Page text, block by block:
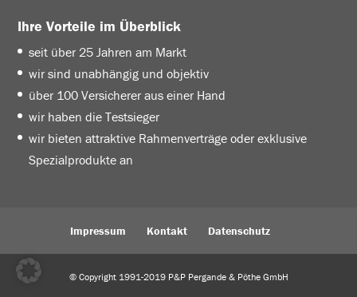
Ihre Vorteile im Überblick
seit über 25 Jahren am Markt
wir sind unabhängig und objektiv
über 100 Versicherer aus einer Hand
wir haben die Testsieger
wir bieten attraktive Rahmenverträge oder exklusive
Spezialprodukte an
Impressum Kontakt Datenschutz
© Copyright 1991-2019 P&P Pergande & Pöthe GmbH